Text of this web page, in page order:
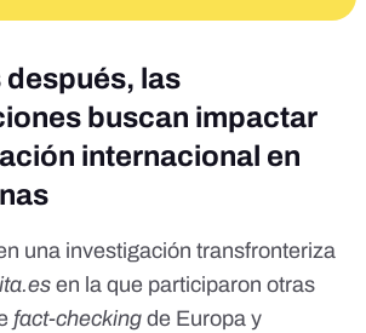
las
buscan impactar
internacional en
una investigación transfronteriza
en la que participaron otras
fact-checking de Europa y